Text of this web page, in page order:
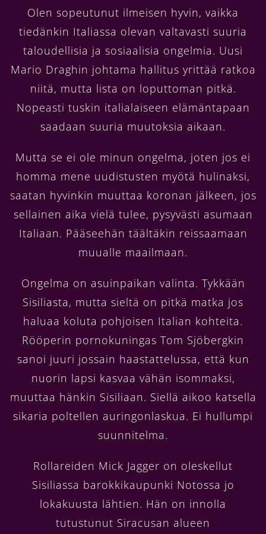
Olen sopeutunut ilmeisen hyvin, vaikka
tiedänkin Italiassa olevan valtavasti suuria
taloudellisia ja sosiaalisia ongelmia. Uusi
Mario Draghin johtama hallitus yrittää ratkoa
niitä, mutta lista on loputtoman pitkä.
Nopeasti tuskin italialaiseen elämäntapaan
saadaan suuria muutoksia aikaan.
Mutta se ei ole minun ongelma, joten jos ei
homma mene uudistusten myötä hulinaksi,
saatan hyvinkin muuttaa koronan jälkeen, jos
sellainen aika vielä tulee, pysyvästi asumaan
Italiaan. Pääseehän täältäkin reissaamaan
muualle maailmaan.
Ongelma on asuinpaikan valinta. Tykkään
Sisiliasta, mutta sieltä on pitkä matka jos
haluaa koluta pohjoisen Italian kohteita.
Rööperin pornokuningas Tom Sjöbergkin
sanoi juuri jossain haastattelussa, että kun
nuorin lapsi kasvaa vähän isommaksi,
muuttaa hänkin Sisiliaan. Siellä aikoo katsella
sikaria poltellen auringonlaskua. Ei hullumpi
suunnitelma.
Rollareiden Mick Jagger on oleskellut
Sisiliassa barokkikaupunki Notossa jo
lokakuusta lähtien. Hän on innolla
tutustunut Siracusan alueen